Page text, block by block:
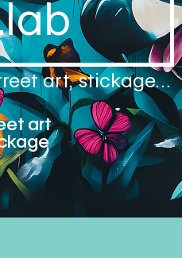
art, stickage…
art